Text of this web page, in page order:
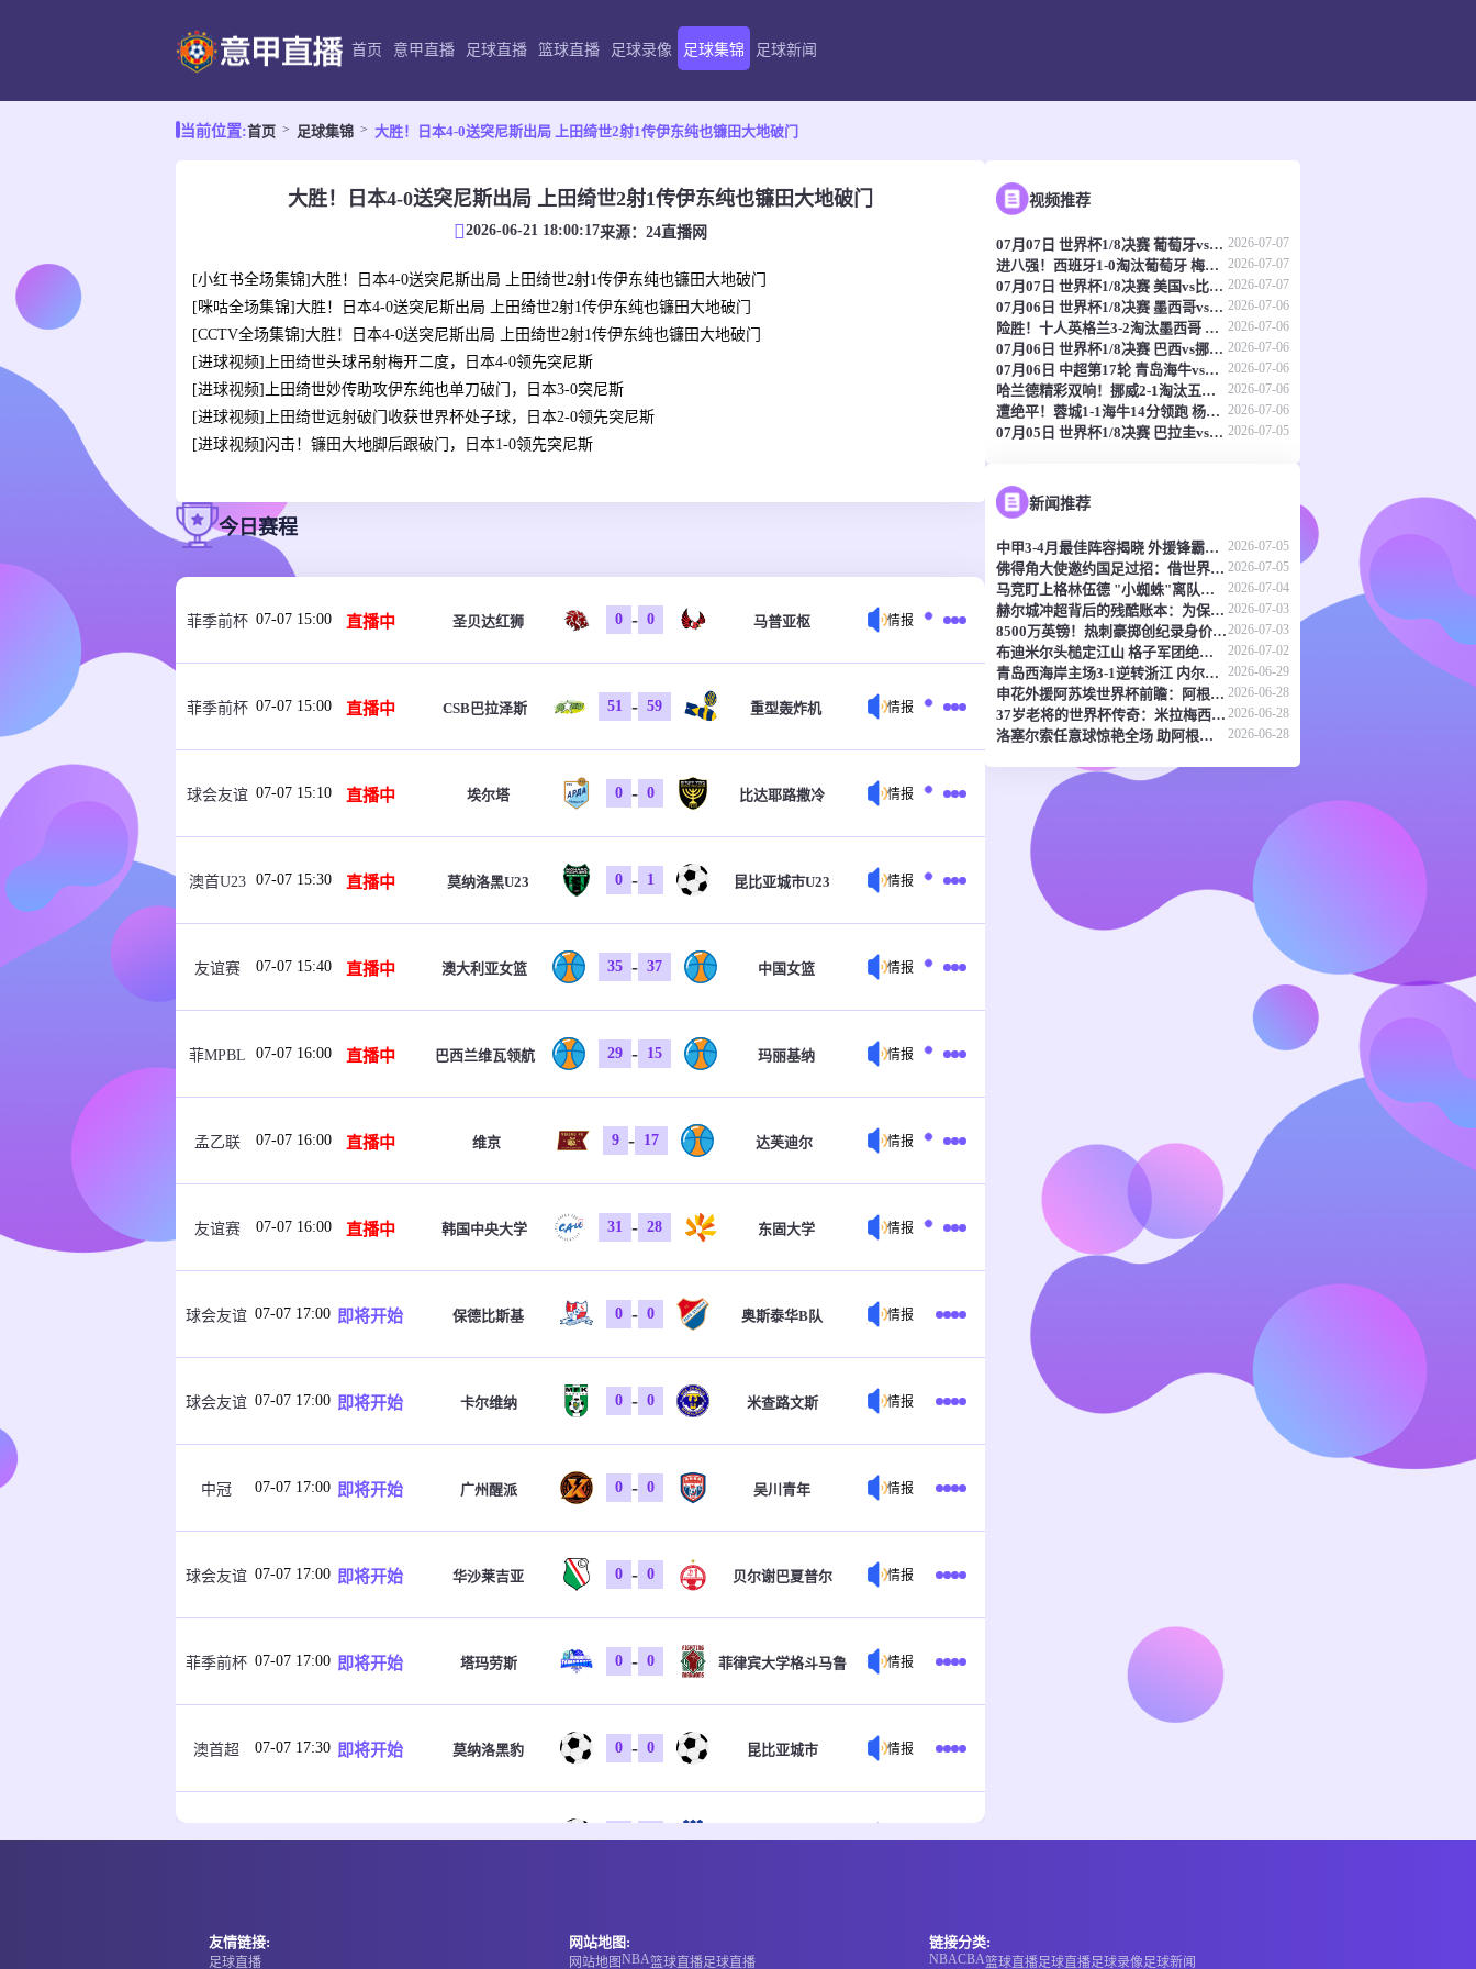
首页 意甲直播 足球直播 篮球直播 足球录像 足球集锦 足球新闻
当前位置:首页 足球集锦 大胜！日本4-0送突尼斯出局 上田绮世2射1传伊东纯也镰田大地破门
大胜！日本4-0送突尼斯出局 上田绮世2射1传伊东纯也镰田大地破门
2026-06-21 18:00:17来源：24直播网
[小红书全场集锦]大胜！日本4-0送突尼斯出局 上田绮世2射1传伊东纯也镰田大地破门
[咪咕全场集锦]大胜！日本4-0送突尼斯出局 上田绮世2射1传伊东纯也镰田大地破门
[CCTV全场集锦]大胜！日本4-0送突尼斯出局 上田绮世2射1传伊东纯也镰田大地破门
[进球视频]上田绮世头球吊射梅开二度，日本4-0领先突尼斯
[进球视频]上田绮世妙传助攻伊东纯也单刀破门，日本3-0突尼斯
[进球视频]上田绮世远射破门收获世界杯处子球，日本2-0领先突尼斯
[进球视频]闪击！镰田大地脚后跟破门，日本1-0领先突尼斯
今日赛程
菲季前杯 07-07 15:00 直播中 圣贝达红狮 0 - 0 马普亚枢 情报
菲季前杯 07-07 15:00 直播中 CSB巴拉泽斯 51 - 59 重型轰炸机 情报
球会友谊 07-07 15:10 直播中 埃尔塔 0 - 0 比达耶路撒冷 情报
澳首U23 07-07 15:30 直播中 莫纳洛黑U23 0 - 1 昆比亚城市U23 情报
友谊赛 07-07 15:40 直播中 澳大利亚女篮 35 - 37 中国女篮 情报
菲MPBL 07-07 16:00 直播中 巴西兰维瓦领航 29 - 15 玛丽基纳 情报
孟乙联 07-07 16:00 直播中 维京 9 - 17 达芙迪尔 情报
友谊赛 07-07 16:00 直播中 韩国中央大学 31 - 28 东固大学 情报
球会友谊 07-07 17:00 即将开始 保德比斯基 0 - 0 奥斯泰华B队 情报
球会友谊 07-07 17:00 即将开始 卡尔维纳 0 - 0 米查路文斯 情报
中冠 07-07 17:00 即将开始 广州醒派 0 - 0 吴川青年 情报
球会友谊 07-07 17:00 即将开始 华沙莱吉亚 0 - 0 贝尔谢巴夏普尔 情报
菲季前杯 07-07 17:00 即将开始 塔玛劳斯 0 - 0 菲律宾大学格斗马鲁 情报
澳首超 07-07 17:30 即将开始 莫纳洛黑豹 0 - 0 昆比亚城市 情报
澳昆超 即将开始
视频推荐
07月07日 世界杯1/8决赛 葡萄牙vs西班牙 全场录像 2026-07-07
进八强！西班牙1-0淘汰葡萄牙 梅里诺91分钟绝杀41岁C罗最后一舞 2026-07-07
07月07日 世界杯1/8决赛 美国vs比利时 进球 2026-07-07
07月06日 世界杯1/8决赛 墨西哥vs英格兰 全场录像 2026-07-06
险胜！十人英格兰3-2淘汰墨西哥 贝林双响凯恩点射+送点宽萨直红 2026-07-06
07月06日 世界杯1/8决赛 巴西vs挪威 全场录像 2026-07-06
07月06日 中超第17轮 青岛海牛vs成都蓉城 全场录像 2026-07-06
哈兰德精彩双响！挪威2-1淘汰五星巴西 内马尔点射吉马良斯失点 2026-07-06
遭绝平！蓉城1-1海牛14分领跑 杨明洋建功杨聪救主 海牛仍倒数第3 2026-07-06
07月05日 世界杯1/8决赛 巴拉圭vs法国 全场录像 2026-07-05
新闻推荐
中甲3-4月最佳阵容揭晓 外援锋霸领衔 谭龙廖均健榜上有名 2026-07-05
佛得角大使邀约国足过招：借世界杯东风促中佛足球交流 2026-07-05
马竞盯上格林伍德 "小蜘蛛"离队倒计时？ 2026-07-04
赫尔城冲超背后的残酷账本：为保英超席位忍痛抛售门神 2026-07-03
8500万英镑！热刺豪掷创纪录身价锁定葡萄牙新星马特乌斯2026-07-03
布迪米尔头槌定江山 格子军团绝境逢生续写传奇 2026-07-02
青岛西海岸主场3-1逆转浙江 内尔松双响助球队11轮不败 2026-06-29
申花外援阿苏埃世界杯前瞻：阿根廷剑指卫冕 佛得角或成黑马 2026-06-28
37岁老将的世界杯传奇：米拉梅西并列榜首，C罗阿瑙紧随其后 2026-06-28
洛塞尔索任意球惊艳全场 助阿根廷3-1力克约旦 2026-06-28
友情链接:
足球直播
网站地图:
网站地图NBA篮球直播足球直播
链接分类:
NBACBA篮球直播足球直播足球录像足球新闻